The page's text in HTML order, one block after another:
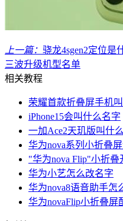
上一篇： 骁龙4sgen2定位是
三波升级机型名单
相关教程
荣耀首款折叠屏手机
iPhone15会叫什么名字
一加Ace2天玑版叫什
华为nova系列小折叠
"华为nova Flip"小折叠
华为小艺怎么改名字
华为nova8语音助手怎
华为novaFlip小折叠屏